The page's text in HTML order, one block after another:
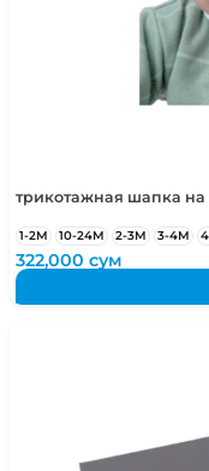
трикотажная шапка на
1-2М 10-24М 2-3М 3-4М
322,000сум